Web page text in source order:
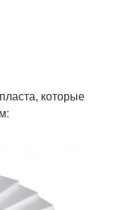
которые